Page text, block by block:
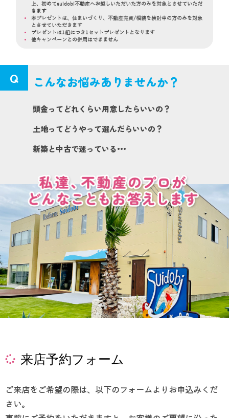
上、初めてsuidobi不動産へお越しいただいた方のみを対象とさせていただ
きます
本プレゼントは、住まいづくり、不動産売買/相続を検討中の方のみを対象
とさせていただきます
プレゼントは1組につき1セットプレゼントとなります
他キャンペーンとの併用はできません
Q こんなお悩みありませんか？
頭金ってどれくらい用意したらいいの？
土地ってどうやって選んだらいいの？
新築と中古で迷っている•••
来店予約フォーム
ご来店をご希望の際は、以下のフォームよりお申込みくだ
さい。